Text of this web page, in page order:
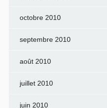
octobre 2010
septembre 2010
août 2010
juillet 2010
juin 2010